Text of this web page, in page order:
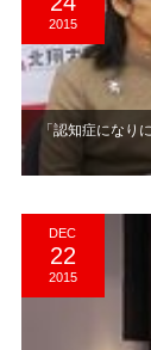
2015
「認知症になり
DEC
22
2015